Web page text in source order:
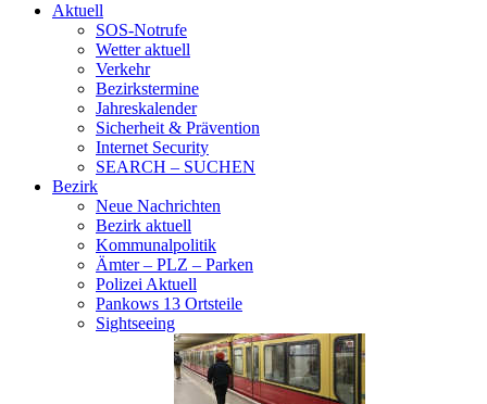
Aktuell
SOS-Notrufe
Wetter aktuell
Verkehr
Bezirkstermine
Jahreskalender
Sicherheit & Prävention
Internet Security
SEARCH – SUCHEN
Bezirk
Neue Nachrichten
Bezirk aktuell
Kommunalpolitik
Ämter – PLZ – Parken
Polizei Aktuell
Pankows 13 Ortsteile
Sightseeing